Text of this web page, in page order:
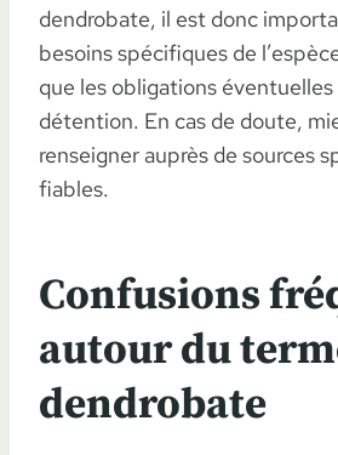
dendrobate, il est donc
besoins spécifiques de
que les obligations éventuelles
détention. En cas de doute,
renseigner auprès de sources
fiables.
Confusions
autour du
dendrobate